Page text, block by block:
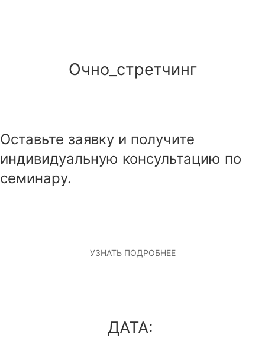
Очно_стретчинг
Оставьте заявку и получите
индивидуальную консультацию по
семинару.
УЗНАТЬ ПОДРОБНЕЕ
ДАТА: